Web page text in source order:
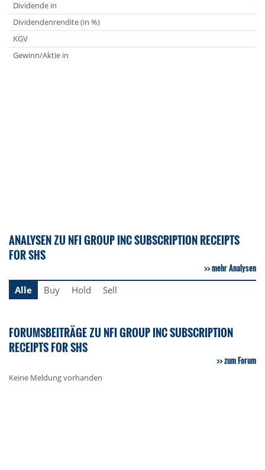
Dividende in
Dividendenrendite (in %)
KGV
Gewinn/Aktie in
ANALYSEN ZU NFI GROUP INC SUBSCRIPTION RECEIPTS
FOR SHS
mehr Analysen
Alle
Buy Hold Sell
FORUMSBEITRÄGE ZU NFI GROUP INC SUBSCRIPTION
RECEIPTS FOR SHS
zum Forum
Keine Meldung vorhanden